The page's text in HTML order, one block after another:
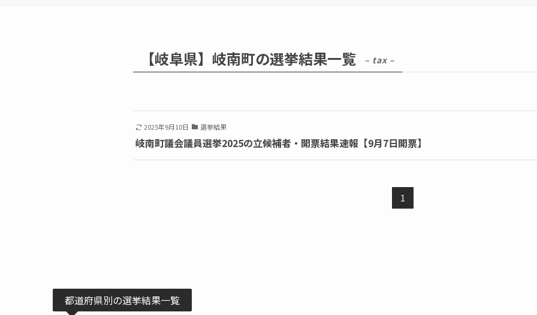
【岐阜県】岐南町の選挙結果一覧 – tax –
2025年9月10日 選挙結果
岐南町議会議員選挙2025の立候補者・開票結果速報【9月7日開票】
1
都道府県別の選挙結果一覧